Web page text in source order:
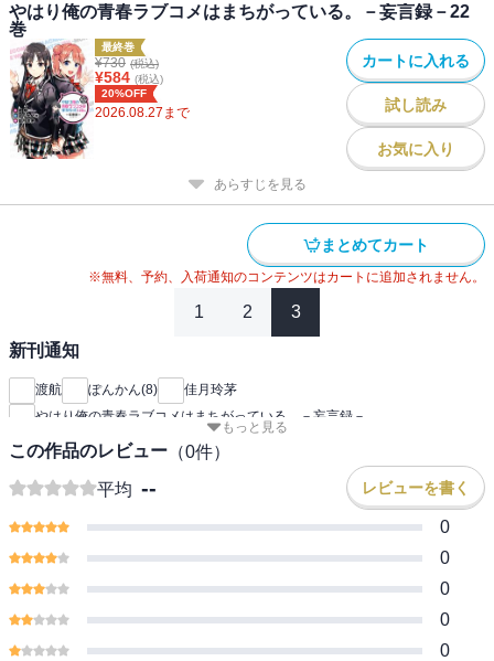
やはり俺の青春ラブコメはまちがっている。－妄言録－22
巻
最終巻
¥730 (税込)
¥584 (税込)
20%OFF
2026.08.27 まで
カートに入れる
試し読み
お気に入り
あらすじを見る
まとめてカート
※無料、予約、入荷通知のコンテンツはカートに追加されません。
1 2 3
新刊通知
渡航 ぽんかん(8)
佳月玲茅
やはり俺の青春ラブコメはまちがっている。－妄言録－
もっと見る
この作品のレビュー （0件）
平均 -- レビューを書く
0
0
0
0
0